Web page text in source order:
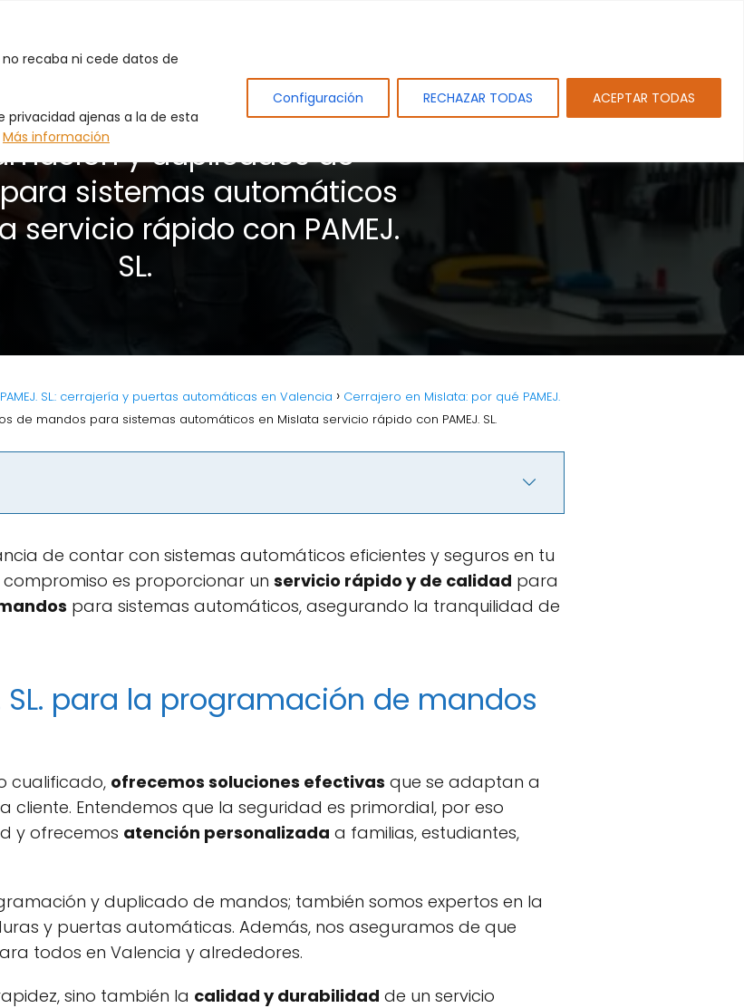
recaba ni cede datos de
privacidad ajenas a la de esta
Más información
Configuración RECHAZAR TODAS ACEPTAR TODAS
y duplicados de
sistemas automáticos
servicio rápido con PAMEJ.
SL.
SL.: cerrajería y puertas automáticas en Valencia
Cerrajero en Mislata: por qué PAMEJ.
de mandos para sistemas automáticos en Mislata servicio rápido con PAMEJ. SL.
de contar con sistemas automáticos eficientes y seguros en tu
es proporcionar un servicio rápido y de calidad para
para sistemas automáticos, asegurando la tranquilidad de
SL. para la programación de mandos
cualificado, ofrecemos soluciones efectivas que se adaptan a
cliente. Entendemos que la seguridad es primordial, por eso
y ofrecemos atención personalizada a familias, estudiantes,
y duplicado de mandos; también somos expertos en la
y puertas automáticas. Además, nos aseguramos de que
todos en Valencia y alrededores.
sino también la calidad y durabilidad de un servicio